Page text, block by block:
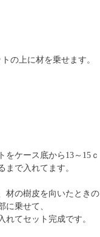
の上に材を乗せます。
をケース底から13～15ｃ
まで入れてます。
材の樹皮を向いたときの
に乗せて、
れてセット完成です。